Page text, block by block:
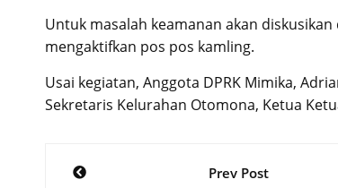
Untuk masalah keamanan akan
mengaktifkan pos pos kamling.
Usai kegiatan, Anggota DPRK Mimika,
Sekretaris Kelurahan Otomona, Ketua
Post
Prev Post